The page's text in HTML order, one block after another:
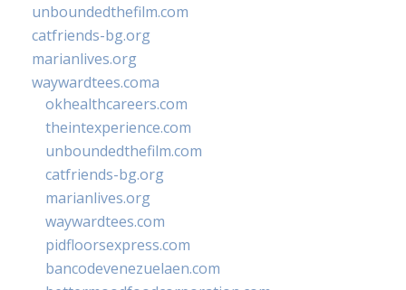
unboundedthefilm.com
catfriends-bg.org
marianlives.org
waywardtees.coma
okhealthcareers.com
theintexperience.com
unboundedthefilm.com
catfriends-bg.org
marianlives.org
waywardtees.com
pidfloorsexpress.com
bancodevenezuelaen.com